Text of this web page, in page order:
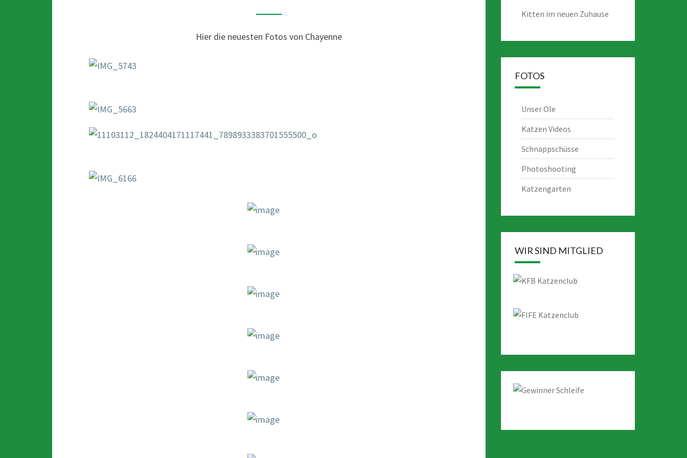
Y
N
Hier die neuesten Fotos von Chayenne
Kitten im neuen Zuhause
FOTOS
Unser Ole
Katzen Videos
Schnappschüsse
Photoshooting
Katzengarten
WIR SIND MITGLIED